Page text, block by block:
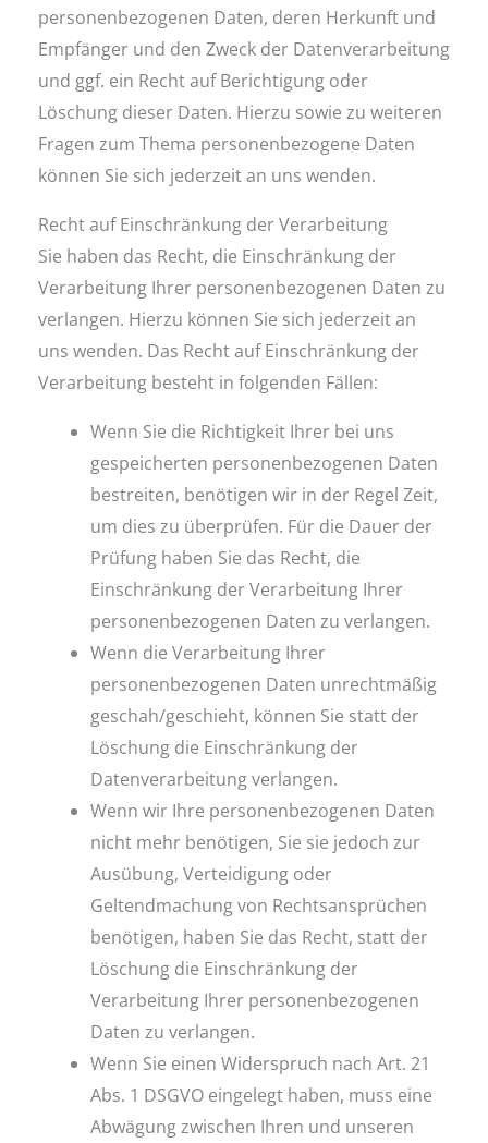
personenbezogenen Daten, deren Herkunft und
Empfänger und den Zweck der Datenverarbeitung
und ggf. ein Recht auf Berichtigung oder
Löschung dieser Daten. Hierzu sowie zu weiteren
Fragen zum Thema personenbezogene Daten
können Sie sich jederzeit an uns wenden.
Recht auf Einschränkung der Verarbeitung
Sie haben das Recht, die Einschränkung der
Verarbeitung Ihrer personenbezogenen Daten zu
verlangen. Hierzu können Sie sich jederzeit an
uns wenden. Das Recht auf Einschränkung der
Verarbeitung besteht in folgenden Fällen:
Wenn Sie die Richtigkeit Ihrer bei uns
gespeicherten personenbezogenen Daten
bestreiten, benötigen wir in der Regel Zeit,
um dies zu überprüfen. Für die Dauer der
Prüfung haben Sie das Recht, die
Einschränkung der Verarbeitung Ihrer
personenbezogenen Daten zu verlangen.
Wenn die Verarbeitung Ihrer
personenbezogenen Daten unrechtmäßig
geschah/geschieht, können Sie statt der
Löschung die Einschränkung der
Datenverarbeitung verlangen.
Wenn wir Ihre personenbezogenen Daten
nicht mehr benötigen, Sie sie jedoch zur
Ausübung, Verteidigung oder
Geltendmachung von Rechtsansprüchen
benötigen, haben Sie das Recht, statt der
Löschung die Einschränkung der
Verarbeitung Ihrer personenbezogenen
Daten zu verlangen.
Wenn Sie einen Widerspruch nach Art. 21
Abs. 1 DSGVO eingelegt haben, muss eine
Abwägung zwischen Ihren und unseren